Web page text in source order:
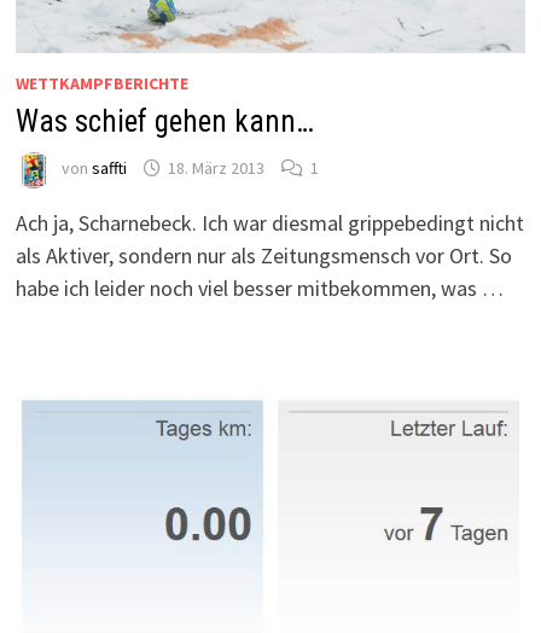
WETTKAMPFBERICHTE
Was schief gehen kann…
von saffti 18. März 2013 1
Ach ja, Scharnebeck. Ich war diesmal grippebedingt nicht
als Aktiver, sondern nur als Zeitungsmensch vor Ort. So
habe ich leider noch viel besser mitbekommen, was …